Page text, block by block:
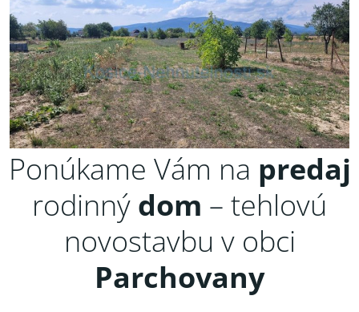
Ponúkame Vám na predaj
rodinný dom – tehlovú
novostavbu v obci
Parchovany